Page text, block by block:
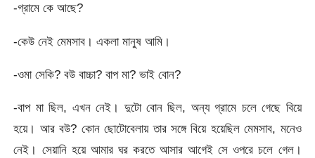
-গ্রামে কে আছে?
-কেউ নেই মেমসাব। একলা মানুষ আমি।
-ওমা সেকি? বউ বাচ্চা? বাপ মা? ভাই বোন?
-বাপ মা ছিল, এখন নেই। দুটো বোন ছিল, অন্য গ্রামে চলে গেছে বিয়ে
হয়ে। আর বউ? কোন ছোটোবেলায় তার সঙ্গে বিয়ে হয়েছিল মেমসাব, মনেও
নেই। সেয়ানি হয়ে আমার ঘর করতে আসার আগেই সে ওপরে চলে গেল।